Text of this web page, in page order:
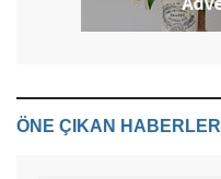
ÖNE ÇIKAN HABERLER